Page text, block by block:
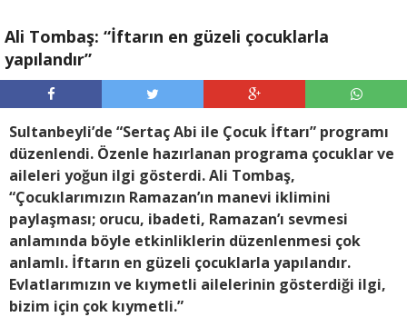
Ali Tombaş: “İftarın en güzeli çocuklarla
yapılandır”
Sultanbeyli’de “Sertaç Abi ile Çocuk İftarı” programı
düzenlendi. Özenle hazırlanan programa çocuklar ve
aileleri yoğun ilgi gösterdi. Ali Tombaş,
“Çocuklarımızın Ramazan’ın manevi iklimini
paylaşması; orucu, ibadeti, Ramazan’ı sevmesi
anlamında böyle etkinliklerin düzenlenmesi çok
anlamlı. İftarın en güzeli çocuklarla yapılandır.
Evlatlarımızın ve kıymetli ailelerinin gösterdiği ilgi,
bizim için çok kıymetli.”